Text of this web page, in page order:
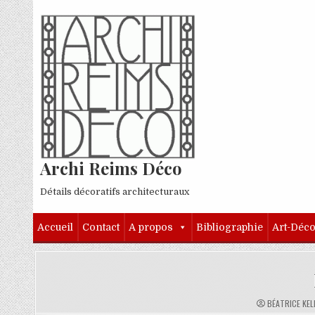
Skip to content
Archi Reims Déco
Détails décoratifs architecturaux
Accueil Contact A propos Bibliographie Art-Déco
AUTHOR:
BÉATRICE